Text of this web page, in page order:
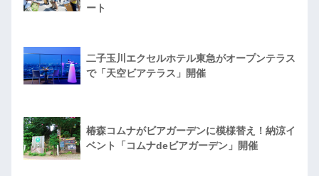
ート
二子玉川エクセルホテル東急がオープンテラス
で「天空ビアテラス」開催
椿森コムナがビアガーデンに模様替え！納涼イ
ベント「コムナdeビアガーデン」開催